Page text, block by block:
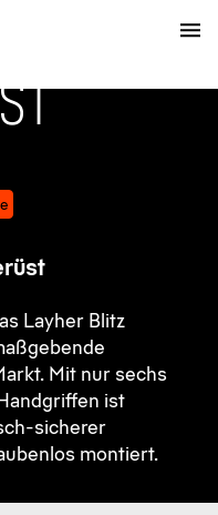
st
Layher Blitz
Mit nur sechs
ist
sicherer
montiert.